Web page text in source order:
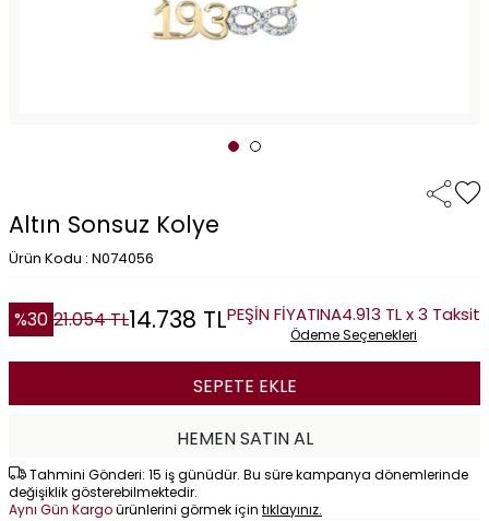
Altın Sonsuz Kolye
Ürün Kodu : N074056
%30 21.054TL14.738 TLPEŞİN FİYATINA4.913 TL x 3 Taksit
Ödeme Seçenekleri
SEPETE EKLE
HEMEN SATIN AL
Tahmini Gönderi: 15 iş günüdür. Bu süre kampanya dönemlerinde
değişiklik gösterebilmektedir.
Aynı Gün Kargoürünlerini görmek için tıklayınız.